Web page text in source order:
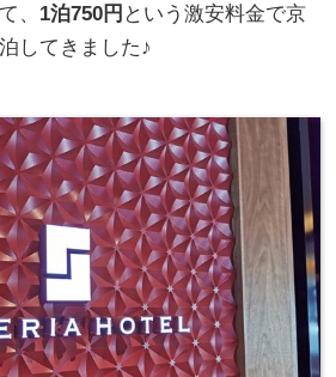
、 1泊750円 という激安料金で京
してきました♪